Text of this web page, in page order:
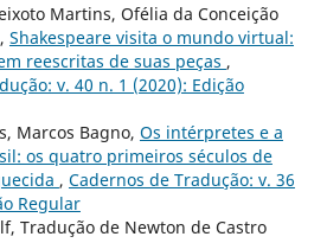
Martins, Ofélia da Conceição
Shakespeare visita o mundo virtual:
reescritas de suas peças ,
v. 40 n. 1 (2020): Edição
Marcos Bagno, Os intérpretes e a
os quatro primeiros séculos de
, Cadernos de Tradução: v. 36
Regular
Tradução de Newton de Castro